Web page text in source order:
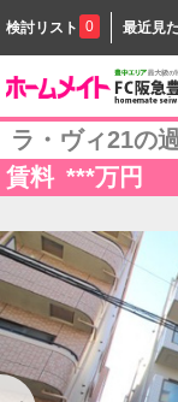
検討リスト 0 最近見
ラ・ヴィ21の
賃料 ***万円